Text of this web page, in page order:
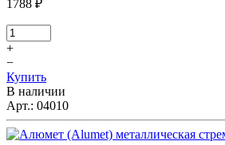
1788 ₽
+
−
Купить
В наличии
Арт.: 04010